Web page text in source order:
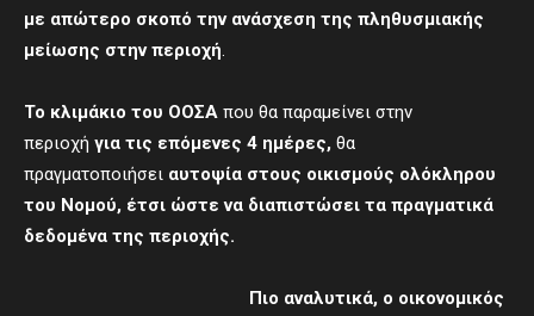
με απώτερο σκοπό την ανάσχεση της πληθυσμιακής
μείωσης στην περιοχή
Το κλιμάκιο του ΟΟΣΑ που θα παραμείνει στην
περιοχή για τις επόμενες 4 ημέρες, θα
πραγματοποιήσει αυτοψία στους οικισμούς ολόκληρου
του Νομού, έτσι ώστε να διαπιστώσει τα πραγματικά
δεδομένα της περιοχής.
Πιο αναλυτικά, ο οικονομικός